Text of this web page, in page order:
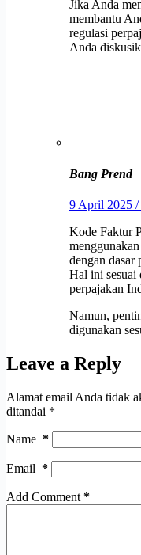
Jika Anda
membantu
regulasi
Anda
Bang Prend
9 April 2025 /
Kode Faktur
dengan dasar
Hal ini sesuai
perpajakan
Namun,
digunakan
Leave a Reply
Alamat email Anda tidak
ditandai *
Name *
Email *
Add Comment *